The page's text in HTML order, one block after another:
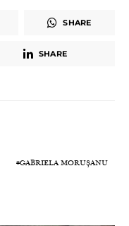
SHARE
SHARE
GABRIELA MORUȘANU